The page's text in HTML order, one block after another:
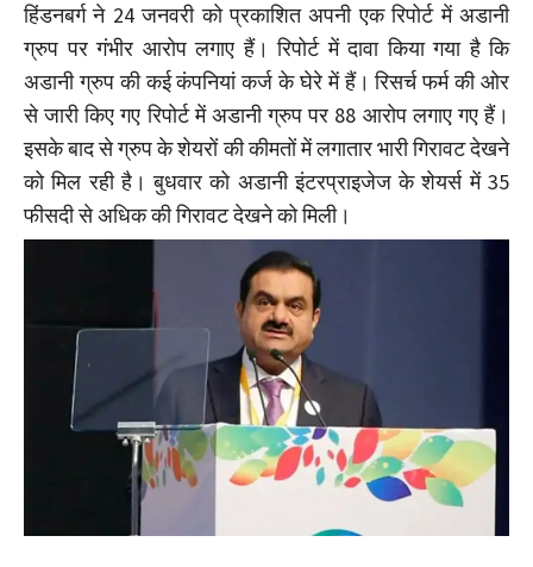
हिंडनबर्ग ने 24 जनवरी को प्रकाशित अपनी एक रिपोर्ट में अडानी
ग्रुप पर गंभीर आरोप लगाए हैं। रिपोर्ट में दावा किया गया है कि
अडानी ग्रुप की कई कंपनियां कर्ज के घेरे में हैं। रिसर्च फर्म की ओर
से जारी किए गए रिपोर्ट में अडानी ग्रुप पर 88 आरोप लगाए गए हैं।
इसके बाद से ग्रुप के शेयरों की कीमतों में लगातार भारी गिरावट देखने
को मिल रही है। बुधवार को अडानी इंटरप्राइजेज के शेयर्स में 35
फीसदी से अधिक की गिरावट देखने को मिली।